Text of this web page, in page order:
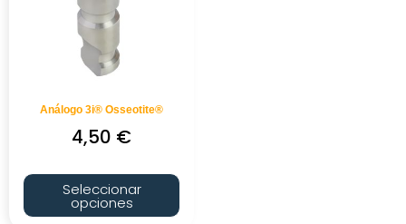
Análogo 3i® Osseotite®
4,50 €
Seleccionar
opciones